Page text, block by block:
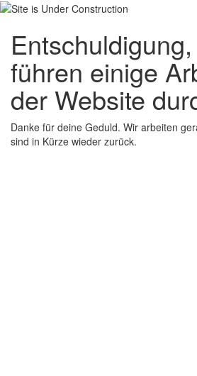
führen einige
der Website
Danke für deine Geduld. Wir arbeiten
sind in Kürze wieder zurück.